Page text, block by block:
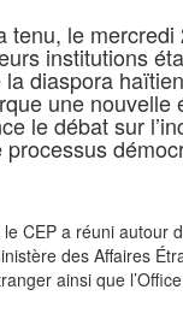
tenu, le mercredi
institutions
diaspora
une nouvelle
le débat sur
processus
CEP a réuni autour
des Affaires
ainsi que